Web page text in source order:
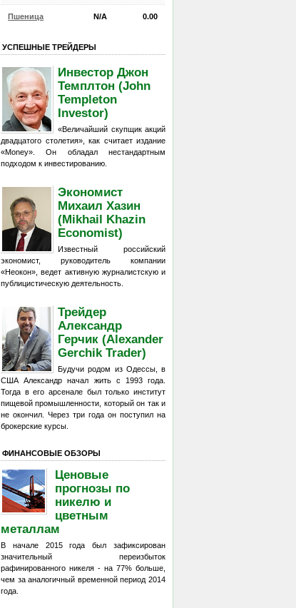
Пшеница N/A 0.00
УСПЕШНЫЕ ТРЕЙДЕРЫ
Инвестор Джон
Темплтон (John
Templeton
Investor)
«Величайший скупщик акций
двадцатого столетия», как считает издание
«Money». Он обладал нестандартным
подходом к инвестированию.
Экономист
Михаил Хазин
(Mikhail Khazin
Economist)
Известный российский
экономист, руководитель компании
«Неокон», ведет активную журналистскую и
публицистическую деятельность.
Трейдер
Александр
Герчик (Alexander
Gerchik Trader)
Будучи родом из Одессы, в
США Александр начал жить с 1993 года.
Тогда в его арсенале был только институт
пищевой промышленности, который он так и
не окончил. Через три года он поступил на
брокерские курсы.
ФИНАНСОВЫЕ ОБЗОРЫ
Ценовые
прогнозы по
никелю и
цветным
металлам
В начале 2015 года был зафиксирован
значительный переизбыток
рафинированного никеля - на 77% больше,
чем за аналогичный временной период 2014
года.